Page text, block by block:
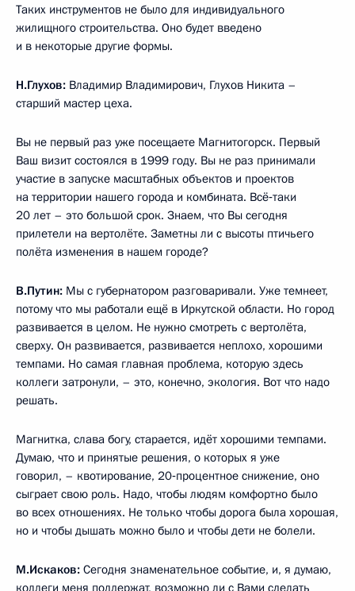
Таких инструментов не было для индивидуального
жилищного строительства. Оно будет введено
и в некоторые другие формы.
Н.Глухов: Владимир Владимирович, Глухов Никита –
старший мастер цеха.
Вы не первый раз уже посещаете Магнитогорск. Первый
Ваш визит состоялся в 1999 году. Вы не раз принимали
участие в запуске масштабных объектов и проектов
на территории нашего города и комбината. Всё‑таки
20 лет – это большой срок. Знаем, что Вы сегодня
прилетели на вертолёте. Заметны ли с высоты птичьего
полёта изменения в нашем городе?
В.Путин: Мы с губернатором разговаривали. Уже темнеет,
потому что мы работали ещё в Иркутской области. Но город
развивается в целом. Не нужно смотреть с вертолёта,
сверху. Он развивается, развивается неплохо, хорошими
темпами. Но самая главная проблема, которую здесь
коллеги затронули, – это, конечно, экология. Вот что надо
решать.
Магнитка, слава богу, старается, идёт хорошими темпами.
Думаю, что и принятые решения, о которых я уже
говорил, – квотирование, 20‑процентное снижение, оно
сыграет свою роль. Надо, чтобы людям комфортно было
во всех отношениях. Не только чтобы дорога была хорошая,
но и чтобы дышать можно было и чтобы дети не болели.
М.Искаков: Сегодня знаменательное событие, и, я думаю,
коллеги меня поддержат, возможно ли с Вами сделать